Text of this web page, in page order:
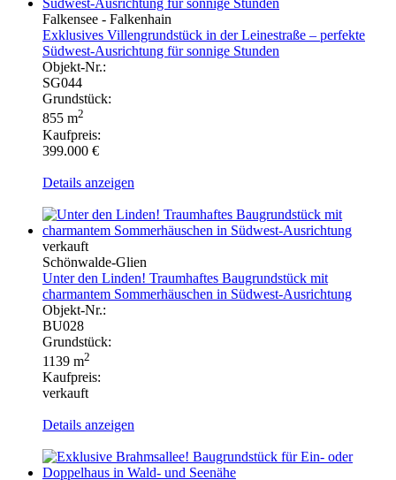
Falkensee - Falkenhain
Exklusives Villengrundstück in der Leinestraße – perfekte
Südwest-Ausrichtung für sonnige Stunden
Objekt-Nr.:
SG044
Grundstück:
855 m2
Kaufpreis:
399.000 €
Details anzeigen
verkauft
Schönwalde-Glien
Unter den Linden! Traumhaftes Baugrundstück mit
charmantem Sommerhäuschen in Südwest-Ausrichtung
Objekt-Nr.:
BU028
Grundstück:
1139 m2
Kaufpreis:
verkauft
Details anzeigen